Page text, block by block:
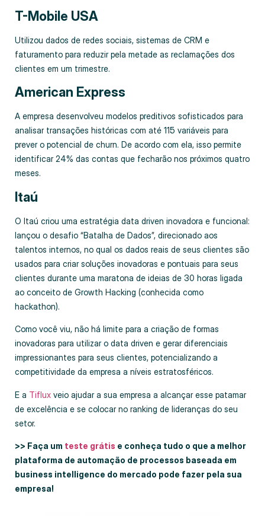
T-Mobile USA
Utilizou dados de redes sociais, sistemas de CRM e
faturamento para reduzir pela metade as reclamações dos
clientes em um trimestre.
American Express
A empresa desenvolveu modelos preditivos sofisticados para
analisar transações históricas com até 115 variáveis para
prever o potencial de churn. De acordo com ela, isso permite
identificar 24% das contas que fecharão nos próximos quatro
meses.
Itaú
O Itaú criou uma estratégia data driven inovadora e funcional:
lançou o desafio “Batalha de Dados”, direcionado aos
talentos internos, no qual os dados reais de seus clientes são
usados para criar soluções inovadoras e pontuais para seus
clientes durante uma maratona de ideias de 30 horas ligada
ao conceito de Growth Hacking (conhecida como
hackathon).
Como você viu, não há limite para a criação de formas
inovadoras para utilizar o data driven e gerar diferenciais
impressionantes para seus clientes, potencializando a
competitividade da empresa a níveis estratosféricos.
E a Tiflux veio ajudar a sua empresa a alcançar esse patamar
de excelência e se colocar no ranking de lideranças do seu
setor.
>> Faça um teste grátis e conheça tudo o que a melhor
plataforma de automação de processos baseada em
business intelligence do mercado pode fazer pela sua
empresa!